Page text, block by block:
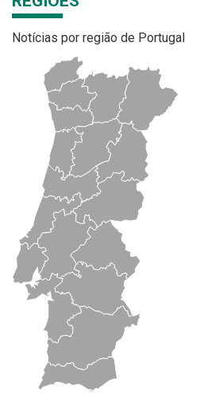
Notícias por região de Portugal